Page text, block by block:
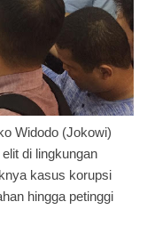
Widodo (Jokowi)
di lingkungan
kasus korupsi
hingga petinggi